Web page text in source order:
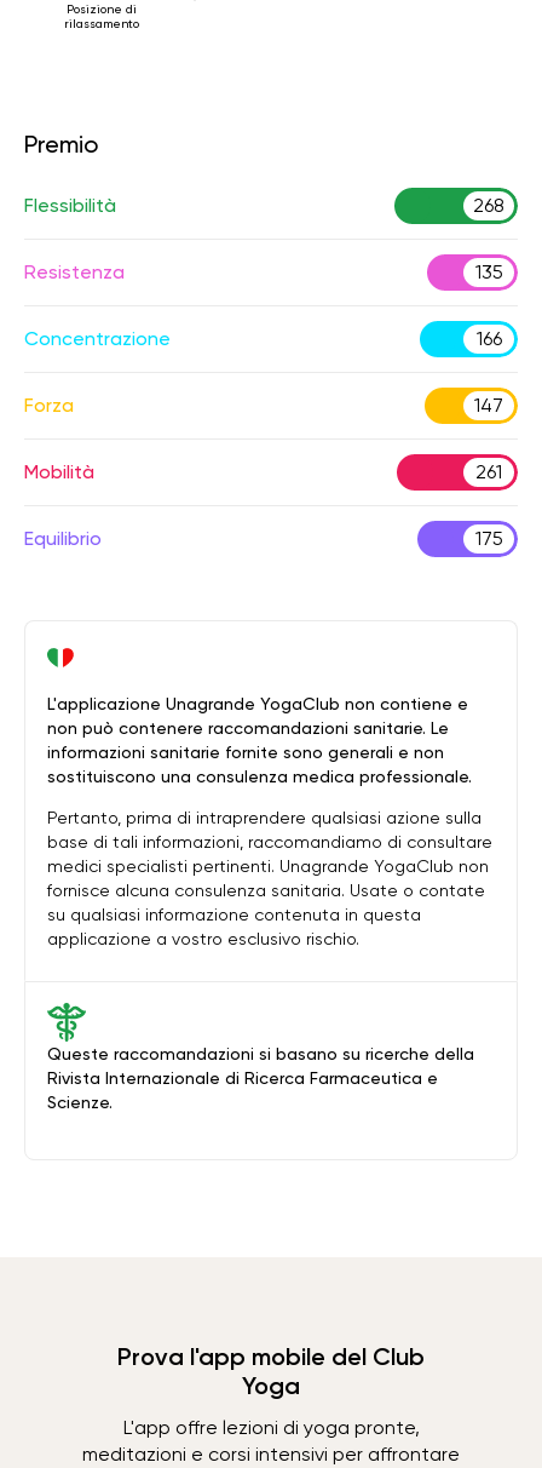
Posizione di
rilassamento
Premio
Flessibilità 268
Resistenza 135
Concentrazione 166
Forza 147
Mobilità 261
Equilibrio 175
Queste raccomandazioni si basano su ricerche della
Rivista Internazionale di Ricerca Farmaceutica e
Scienze.
L'applicazione Unagrande YogaClub non contiene e
non può contenere raccomandazioni sanitarie. Le
informazioni sanitarie fornite sono generali e non
sostituiscono una consulenza medica professionale.
Pertanto, prima di intraprendere qualsiasi azione sulla
base di tali informazioni, raccomandiamo di consultare
medici specialisti pertinenti. Unagrande YogaClub non
fornisce alcuna consulenza sanitaria. Usate o contate
su qualsiasi informazione contenuta in questa
applicazione a vostro esclusivo rischio.
Prova l'app mobile del Club
Yoga
L'app offre lezioni di yoga pronte,
meditazioni e corsi intensivi per affrontare